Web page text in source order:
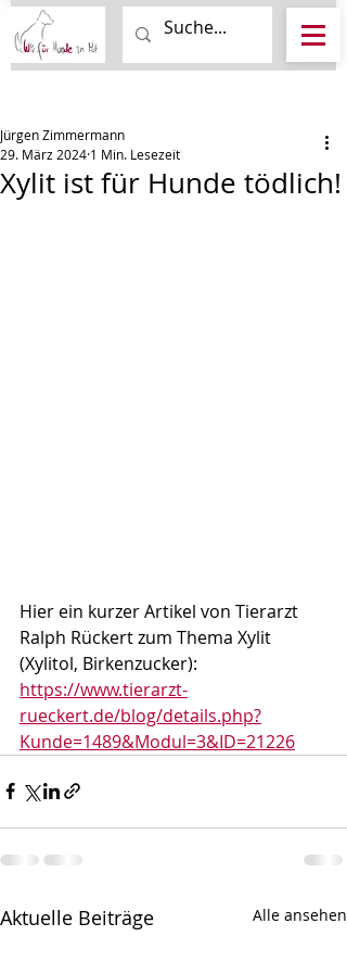
Xylit ist für Hunde tödlich!
Jürgen Zimmermann
29. März 2024 1 Min. Lesezeit
Hier ein kurzer Artikel von Tierarzt
Ralph Rückert zum Thema Xylit
(Xylitol, Birkenzucker):
https://www.tierarzt-
rueckert.de/blog/details.php?
Kunde=1489&Modul=3&ID=21226
Aktuelle Beiträge Alle ansehen